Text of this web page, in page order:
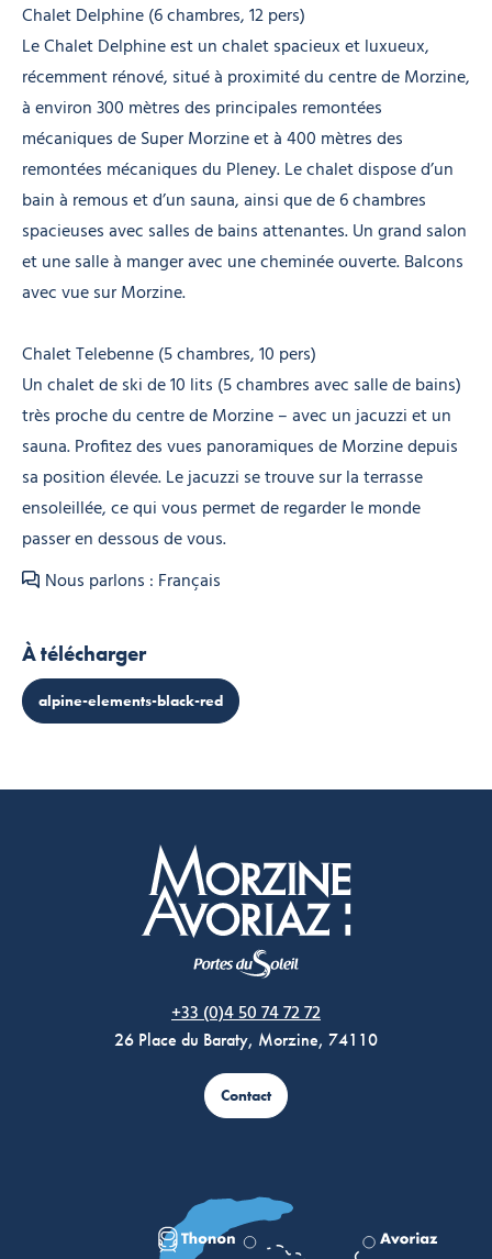
Chalet Delphine (6 chambres, 12 pers)
Le Chalet Delphine est un chalet spacieux et luxueux,
récemment rénové, situé à proximité du centre de Morzine,
à environ 300 mètres des principales remontées
mécaniques de Super Morzine et à 400 mètres des
remontées mécaniques du Pleney. Le chalet dispose d’un
bain à remous et d’un sauna, ainsi que de 6 chambres
spacieuses avec salles de bains attenantes. Un grand salon
et une salle à manger avec une cheminée ouverte. Balcons
avec vue sur Morzine.
Chalet Telebenne (5 chambres, 10 pers)
Un chalet de ski de 10 lits (5 chambres avec salle de bains)
très proche du centre de Morzine – avec un jacuzzi et un
sauna. Profitez des vues panoramiques de Morzine depuis
sa position élevée. Le jacuzzi se trouve sur la terrasse
ensoleillée, ce qui vous permet de regarder le monde
passer en dessous de vous.
Nous parlons : Français
À télécharger
alpine-elements-black-red
+33 (0)4 50 74 72 72
26 Place du Baraty, Morzine, 74110
Contact